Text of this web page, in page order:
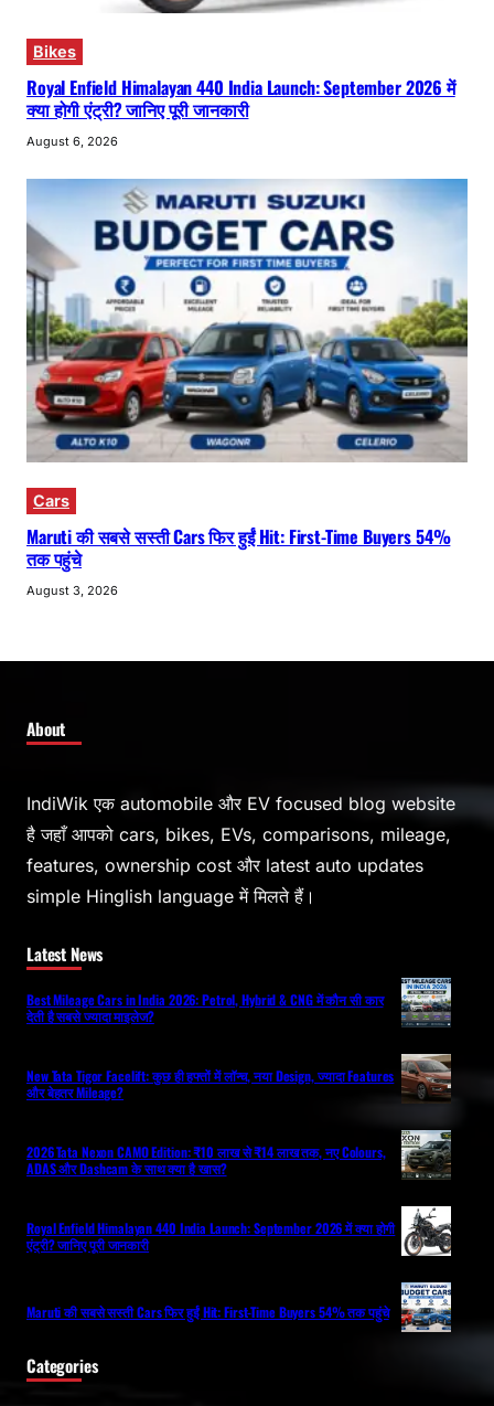
Bikes
Royal Enfield Himalayan 440 India Launch: September 2026 में
क्या होगी एंट्री? जानिए पूरी जानकारी
August 6, 2026
Cars
Maruti की सबसे सस्ती Cars फिर हुईं Hit: First-Time Buyers 54%
तक पहुंचे
August 3, 2026
About
IndiWik एक automobile और EV focused blog website
है जहाँ आपको cars, bikes, EVs, comparisons, mileage,
features, ownership cost और latest auto updates
simple Hinglish language में मिलते हैं।
Latest News
Best Mileage Cars in India 2026: Petrol, Hybrid & CNG में कौन सी कार
देती है सबसे ज्यादा माइलेज?
New Tata Tigor Facelift: कुछ ही हफ्तों में लॉन्च, नया Design, ज्यादा Features
और बेहतर Mileage?
2026 Tata Nexon CAMO Edition: ₹10 लाख से ₹14 लाख तक, नए Colours,
ADAS और Dashcam के साथ क्या है खास?
Royal Enfield Himalayan 440 India Launch: September 2026 में क्या होगी
एंट्री? जानिए पूरी जानकारी
Maruti की सबसे सस्ती Cars फिर हुईं Hit: First-Time Buyers 54% तक पहुंचे
Categories